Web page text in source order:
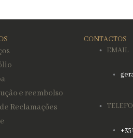
e reembolso
Reclamações
CONTACTOS
EMAIL